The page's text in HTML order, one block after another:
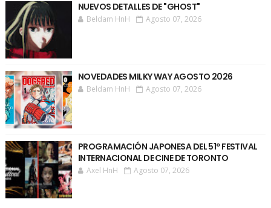
NUEVOS DETALLES DE "GHOST"
Beldam HnH Agosto 07, 2026
NOVEDADES MILKY WAY AGOSTO 2026
Beldam HnH Agosto 07, 2026
PROGRAMACIÓN JAPONESA DEL 51º FESTIVAL
INTERNACIONAL DE CINE DE TORONTO
Axel HnH Agosto 07, 2026